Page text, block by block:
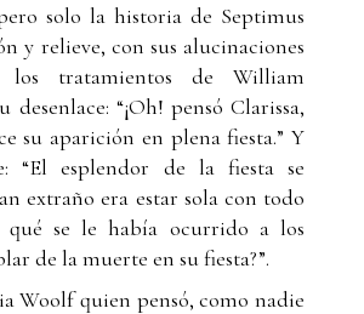
solo la historia de Septimus
y relieve, con sus alucinaciones
los tratamientos de William
desenlace: “¡Oh! pensó Clarissa,
su aparición en plena fiesta.” Y
“El esplendor de la fiesta se
extraño era estar sola con todo
qué se le había ocurrido a los
de la muerte en su fiesta?”.
Woolf quien pensó, como nadie